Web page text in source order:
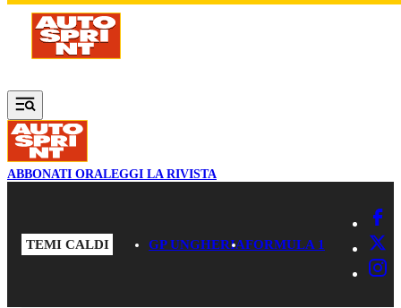
Vai al contenuto principale
ABBONATI ORALEGGI LA RIVISTA
TEMI CALDI GP UNGHERIAFORMULA 1